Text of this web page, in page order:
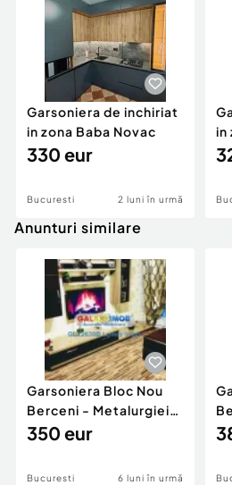
Garsoniera de inchiriat
in zona Baba Novac
330 eur
Bucuresti 2 luni în urmă
in
Anunturi similare
Garsoniera Bloc Nou
Berceni - Metalurgiei
Park - Postalionul
350 eur
Bucuresti 6 luni în urmă